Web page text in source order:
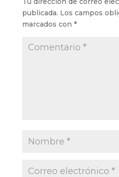
publicada. Los campos
marcados con *